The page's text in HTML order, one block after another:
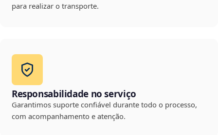
para realizar o transporte.
Responsabilidade no serviço
Garantimos suporte confiável durante todo o processo,
com acompanhamento e atenção.